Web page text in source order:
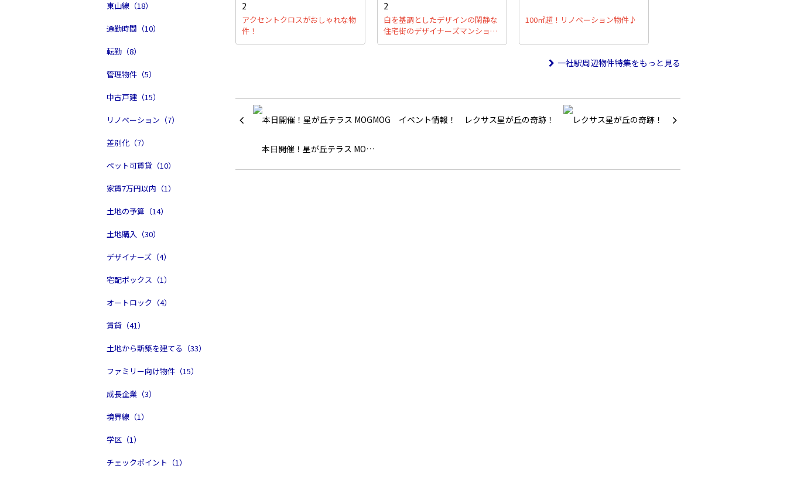
東山線（18）
通勤時間（10）
転勤（8）
管理物件（5）
中古戸建（15）
リノベーション（7）
差別化（7）
ペット可賃貸（10）
家賃7万円以内（1）
土地の予算（14）
土地購入（30）
デザイナーズ（4）
宅配ボックス（1）
オートロック（4）
賃貸（41）
土地から新築を建てる（33）
ファミリー向け物件（15）
成長企業（3）
境界線（1）
学区（1）
チェックポイント（1）
2
アクセントクロスがおしゃれな物
件！
2
白を基調としたデザインの閑静な
住宅街のデザイナーズマンショ…
100㎡超！リノベーション物件♪
一社駅周辺物件特集をもっと見る
本日開催！星が丘テラス MO…
レクサス星が丘の奇跡！